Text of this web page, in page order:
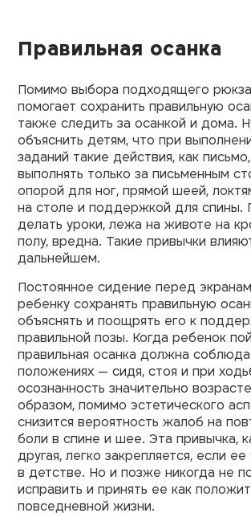
Правильная осанка
Помимо выбора подходящего
помогает сохранить правильную
также следить за осанкой и дома.
объяснить детям, что при
заданий такие действия, как
выполнять только за письменным
опорой для ног, прямой шеей,
на столе и поддержкой для спины.
делать уроки, лежа на животе на
полу, вредна. Такие привычки
дальнейшем.
Постоянное сидение перед
ребенку сохранять правильную
объяснять и поощрять его к
правильной позы. Когда ребенок
правильная осанка должна
положениях — сидя, стоя и при
осознанность значительно
образом, помимо эстетического
снизится вероятность жалоб на
боли в спине и шее. Эта привычка,
другая, легко закрепляется, если
в детстве. Но и позже никогда не
исправить и принять ее как
повседневной жизни.